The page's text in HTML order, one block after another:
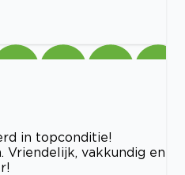
in topconditie!
Vriendelijk, vakkundig en